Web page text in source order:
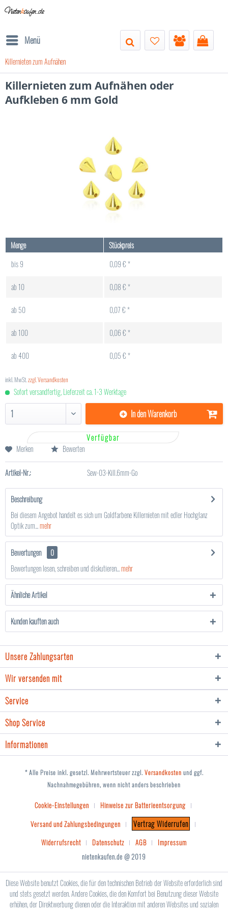
Nietenkaufen.de
Menü
Killernieten zum Aufnähen
Killernieten zum Aufnähen oder
Aufkleben 6 mm Gold
Menge
Stückpreis
bis9 0,09 € *
ab10 0,08 € *
ab 50 0,07 € *
ab100 0,06 € *
ab400 0,05 € *
inkl. MwSt. zzgl. Versandkosten
Sofort versandfertig, Lieferzeit ca. 1-3 Werktage
In denWarenkorb
Verfügbar
Merken
Bewerten
Artikel-Nr.: Sew-03-Kill.6mm-Go
Beschreibung
Bei diesem Angebot handelt es sich um Goldfarbene Killernieten mit edler Hochglanz
Optik zum...mehr
Bewertungen
0
Bewertungen lesen, schreiben und diskutieren...mehr
Ähnliche Artikel
Kunden kauften auch
Unsere Zahlungsarten
Wir versenden mit
Service
Shop Service
Informationen
* Alle Preise inkl. gesetzl. Mehrwertsteuer zzgl. Versandkosten und ggf.
Nachnahmegebühren, wenn nicht anders beschrieben
Cookie-Einstellungen
Hinweise zur Batterieentsorgung
Versand und Zahlungsbedingungen
Vertrag Widerrufen
Widerrufsrecht Datenschutz AGB
Impressum
nietenkaufen.de @ 2019
Diese Website benutzt Cookies, die für den technischen Betrieb der Website erforderlich sind
und stets gesetzt werden. Andere Cookies, die den Komfort bei Benutzung dieser Website
erhöhen, der Direktwerbung dienen oder die Interaktion mit anderen Websites und sozialen